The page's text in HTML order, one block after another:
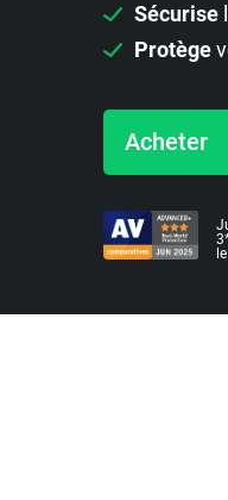
Sécurise
Protège
Acheter